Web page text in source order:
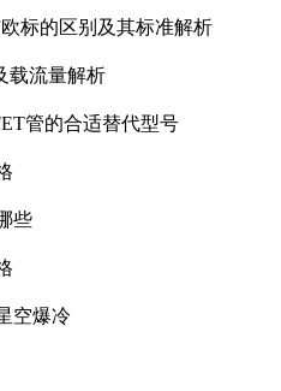
标的区别及其标准解析
载流量解析
管的合适替代型号
些
空爆冷